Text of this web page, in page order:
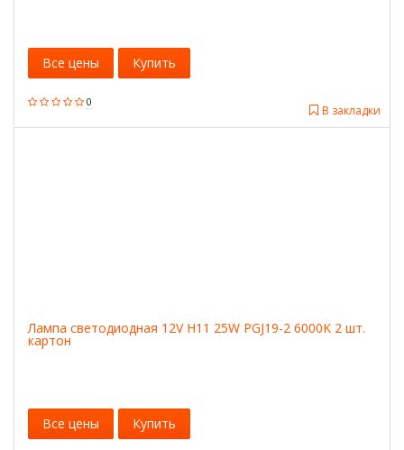
0
В закладки
Все цены Купить
Лампа светодиодная 12V H11 25W PGJ19-2 6000K 2 шт.
картон
Все цены Купить